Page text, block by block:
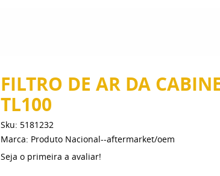
FILTRO DE AR DA
TL100
Sku: 5181232
Marca: Produto Nacional--aftermarket/oem
Seja o primeira a avaliar!